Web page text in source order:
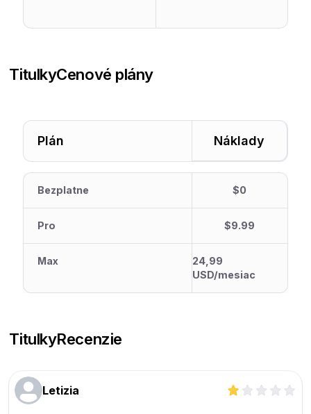
TitulkyCenové plány
Plán Náklady
Bezplatne $0
Pro $9.99
Max
24,99
USD/mesiac
TitulkyRecenzie
Letizia